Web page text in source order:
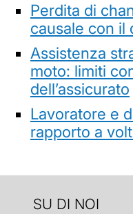
Perdita di
causale con il
Assistenza
moto: limiti
dell’assicurato
Lavoratore e
rapporto a
SU DI NOI